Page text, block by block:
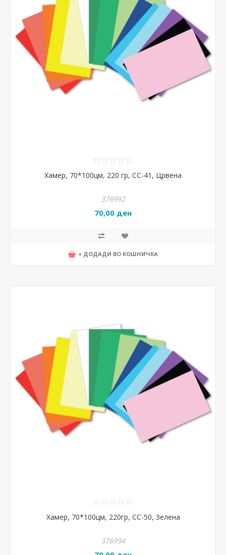
Хамер, 70*100цм, 220 гр, CC-41, Црвена
376992
70,00 ден
+ ДОДАДИ ВО КОШНИЧКА
Хамер, 70*100цм, 220гр, CC-50, Зелена
376994